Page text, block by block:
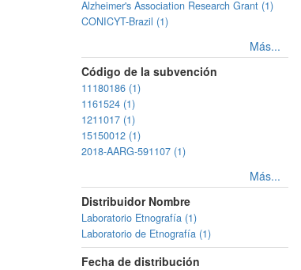
Alzheimer's Association Research Grant (1)
CONICYT-Brazil (1)
Más...
Código de la subvención
11180186 (1)
1161524 (1)
1211017 (1)
15150012 (1)
2018-AARG-591107 (1)
Más...
Distribuidor Nombre
Laboratorio Etnografía (1)
Laboratorio de Etnografía (1)
Fecha de distribución